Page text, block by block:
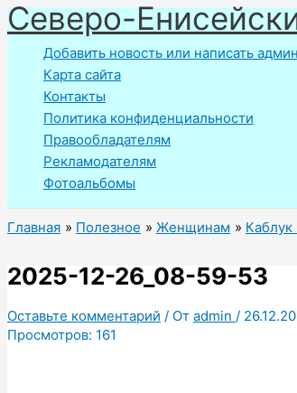
Перейти
к
содержимому
Северо-
Добавить новость или написать
Карта сайта
Контакты
Политика конфиденциальности
Правообладателям
Рекламодателям
Фотоальбомы
Главная Полезное Женщинам Каблук
2025-12-26_08-59-53
Оставьте комментарий / От admin /
Просмотров: 161